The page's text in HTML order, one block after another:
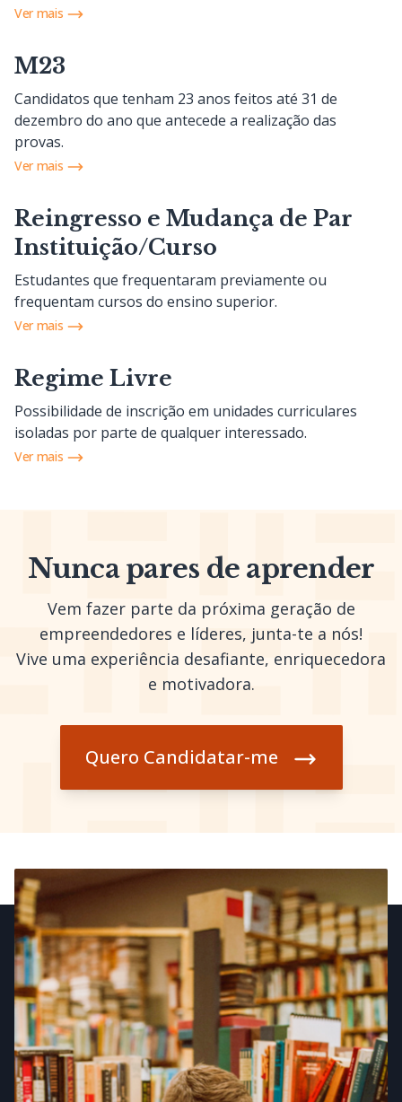
Ver mais
M23
Candidatos que tenham 23 anos feitos até 31 de
dezembro do ano que antecede a realização das
provas.
Ver mais
Reingresso e Mudança de Par
Instituição/Curso
Estudantes que frequentaram previamente ou
frequentam cursos do ensino superior.
Ver mais
Regime Livre
Possibilidade de inscrição em unidades curriculares
isoladas por parte de qualquer interessado.
Ver mais
Nunca pares de aprender
Vem fazer parte da próxima geração de
empreendedores e líderes, junta-te a nós!
Vive uma experiência desafiante, enriquecedora
e motivadora.
Quero Candidatar-me